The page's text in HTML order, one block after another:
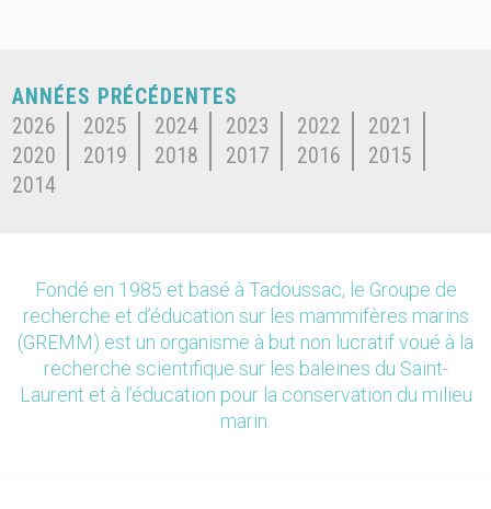
ANNÉES PRÉCÉDENTES
2026
2025 2024 2023 2022
2021
2020
2019 2018 2017 2016
2015
2014
Fondé en 1985 et basé à Tadoussac, le Groupe de
recherche et d’éducation sur les mammifères marins
(GREMM) est un organisme à but non lucratif voué à la
recherche scientifique sur les baleines du Saint-
Laurent et à l’éducation pour la conservation du milieu
marin.